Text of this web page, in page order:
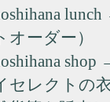
オーダー）
セレクトの